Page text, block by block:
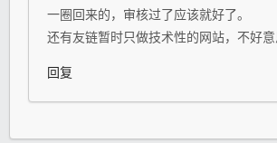
一圈回来的，审核过了应该就好了。
还有友链暂时只做技术性的网站，不好意
回复